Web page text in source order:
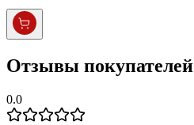
Отзывы покупателей
0.0